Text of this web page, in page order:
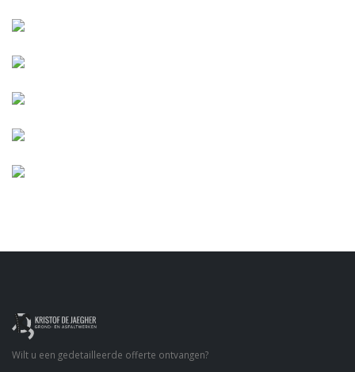
Wilt u een gedetailleerde offerte ontvangen?